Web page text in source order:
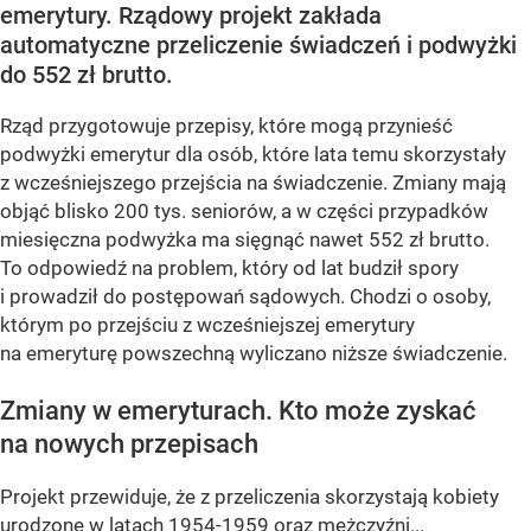
emerytury. Rządowy projekt zakłada
automatyczne przeliczenie świadczeń i podwyżki
do 552 zł brutto.
Rząd przygotowuje przepisy, które mogą przynieść
podwyżki emerytur dla osób, które lata temu skorzystały
z wcześniejszego przejścia na świadczenie. Zmiany mają
objąć blisko 200 tys. seniorów, a w części przypadków
miesięczna podwyżka ma sięgnąć nawet 552 zł brutto.
To odpowiedź na problem, który od lat budził spory
i prowadził do postępowań sądowych. Chodzi o osoby,
którym po przejściu z wcześniejszej emerytury
na emeryturę powszechną wyliczano niższe świadczenie.
Zmiany w emeryturach. Kto może zyskać
na nowych przepisach
Projekt przewiduje, że z przeliczenia skorzystają kobiety
urodzone w latach 1954-1959 oraz mężczyźni...